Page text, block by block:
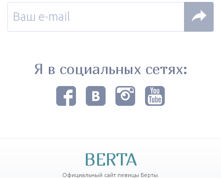
Я в социальных сетях:
BERTA
Официальный сайт певицы Берты.